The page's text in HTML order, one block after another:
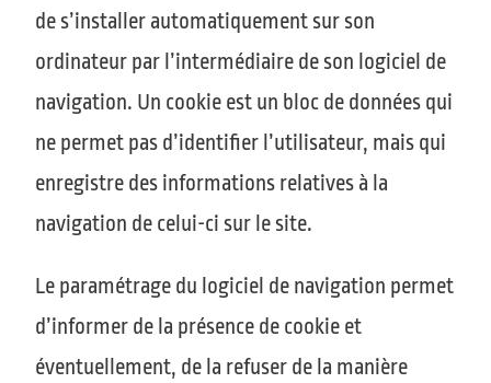
de s’installer automatiquement sur son
ordinateur par l’intermédiaire de son logiciel de
navigation. Un cookie est un bloc de données qui
ne permet pas d’identifier l’utilisateur, mais qui
enregistre des informations relatives à la
navigation de celui-ci sur le site.
Le paramétrage du logiciel de navigation permet
d’informer de la présence de cookie et
éventuellement, de la refuser de la manière